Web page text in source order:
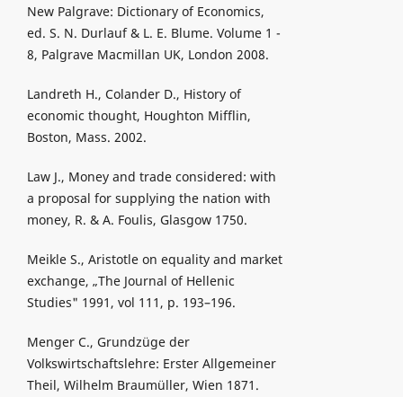
New Palgrave: Dictionary of Economics,
ed. S. N. Durlauf & L. E. Blume. Volume 1 -
8, Palgrave Macmillan UK, London 2008.
Landreth H., Colander D., History of
economic thought, Houghton Mifflin,
Boston, Mass. 2002.
Law J., Money and trade considered: with
a proposal for supplying the nation with
money, R. & A. Foulis, Glasgow 1750.
Meikle S., Aristotle on equality and market
exchange, „The Journal of Hellenic
Studies" 1991, vol 111, p. 193–196.
Menger C., Grundzüge der
Volkswirtschaftslehre: Erster Allgemeiner
Theil, Wilhelm Braumüller, Wien 1871.